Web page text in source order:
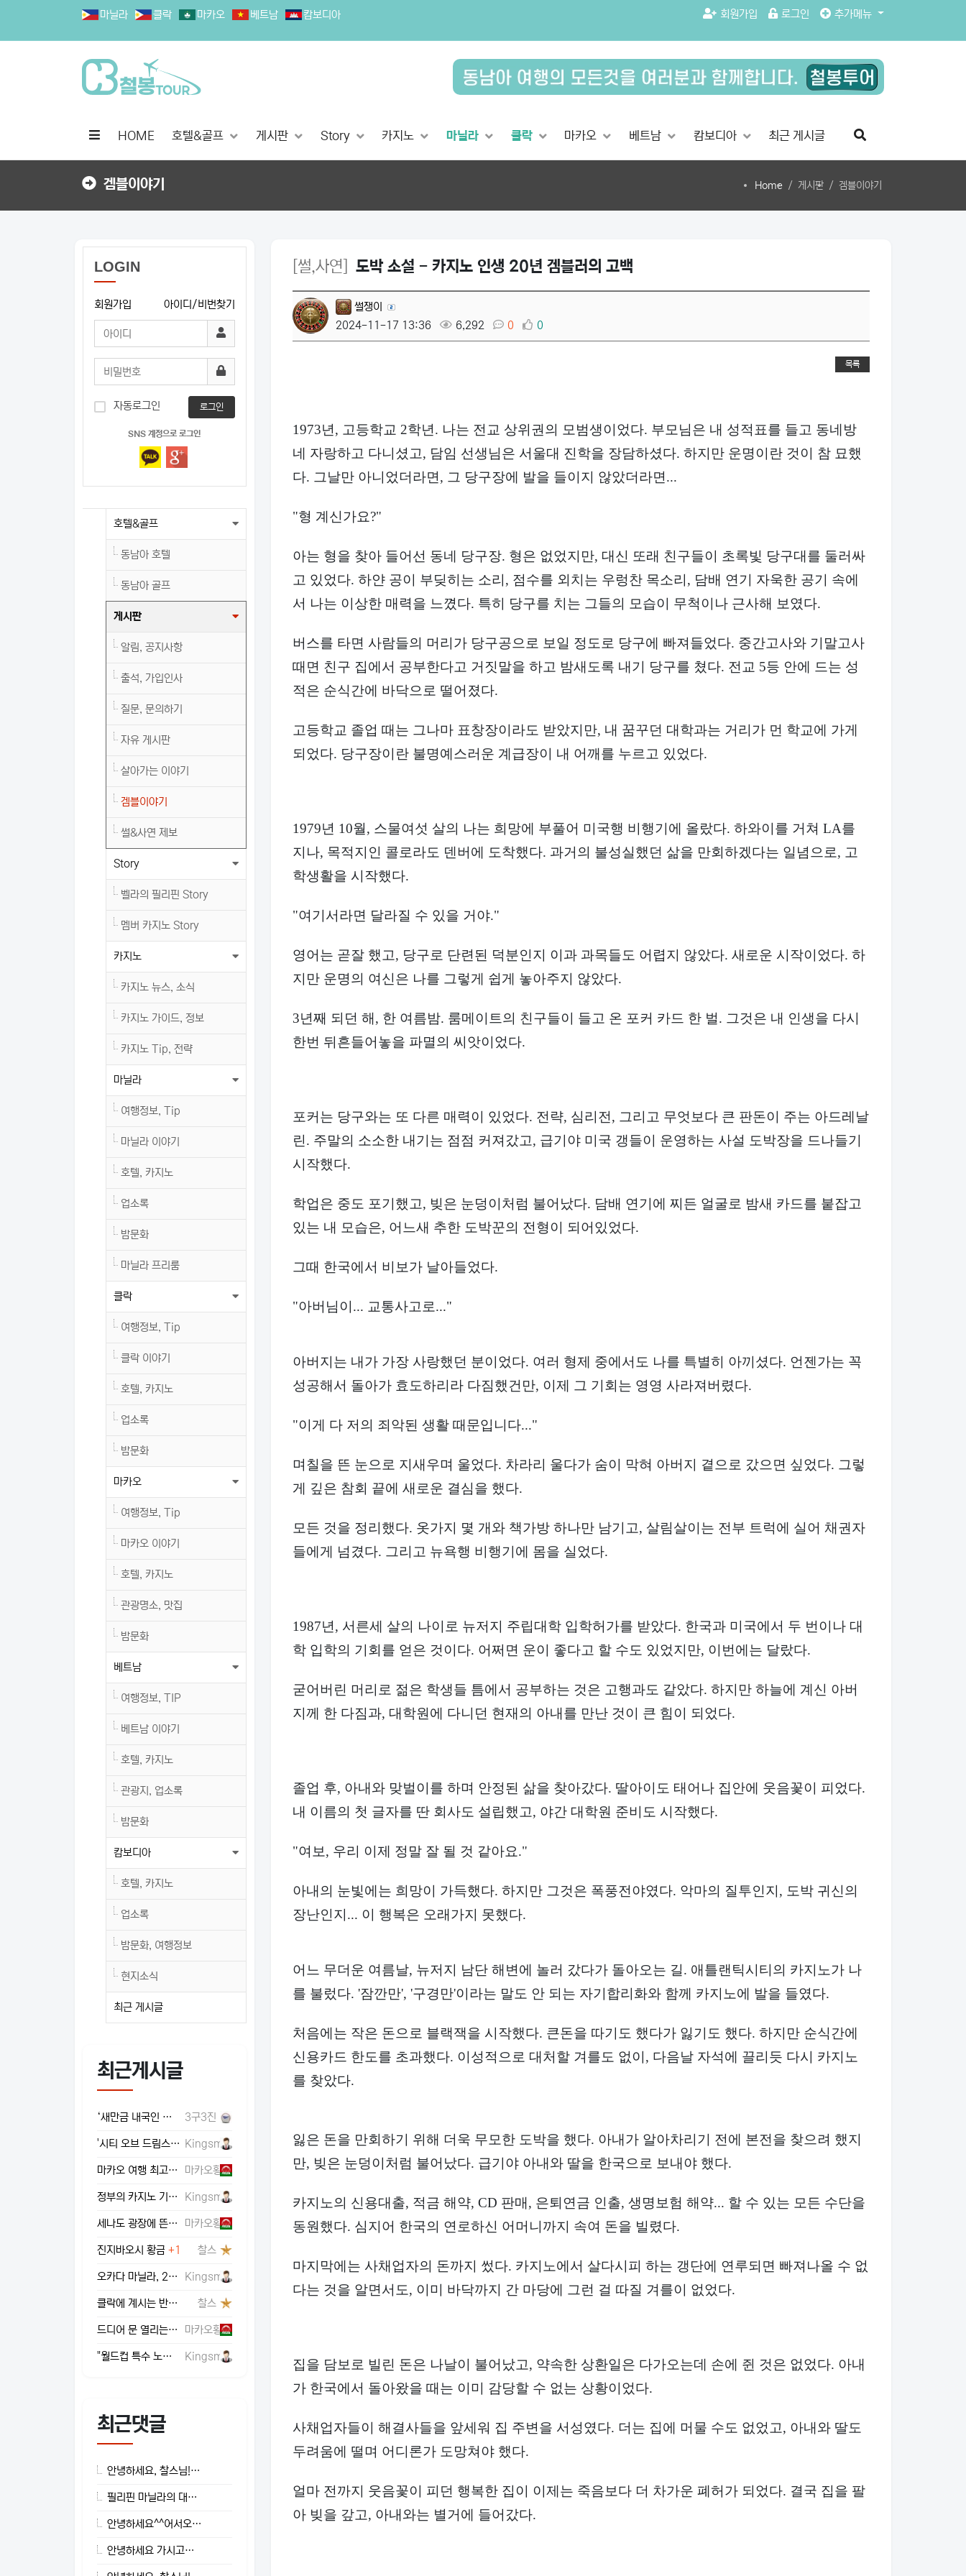
마닐라 클락 마카오 베트남 캄보디아 회원가입 로그인 추가메뉴
HOME 호텔&골프 게시판 Story 카지노 마닐라 클락 마카오 베트남 캄보디아 최근 게시글
겜블이야기 Home 게시판 겜블이야기
LOGIN
회원가입 아이디/비번찾기
자동로그인 로그인
SNS 계정으로 로그인
호텔&골프
동남아 호텔
동남아 골프
게시판
알림, 공지사항
출석, 가입인사
질문, 문의하기
자유 게시판
살아가는 이야기
겜블이야기
썰&사연 제보
Story
벨라의 필리핀 Story
멤버 카지노 Story
카지노
카지노 뉴스, 소식
카지노 가이드, 정보
카지노 Tip, 전략
마닐라
여행정보, Tip
마닐라 이야기
호텔, 카지노
업소록
밤문화
마닐라 프리룸
클락
여행정보, Tip
클락 이야기
호텔, 카지노
업소록
밤문화
마카오
여행정보, Tip
마카오 이야기
호텔, 카지노
관광명소, 맛집
밤문화
베트남
여행정보, TIP
베트남 이야기
호텔, 카지노
관광지, 업소록
밤문화
캄보디아
호텔, 카지노
업소록
밤문화, 여행정보
현지소식
최근 게시글
최근게시글
‘새만금 내국인 카지노’…득인가, 실인가? 3구3진
'시티 오브 드림스 마닐라' 카지노 2분 수익 배분금 37.5% 급증… 실적 호조 견인 Kingsman
마카오 여행 최고 치트키! 0원으로 즐기는 '무료 레저 버스' 마카오황
정부의 카지노 기금 부담률 인상 추진에 업계 '비상'… 영업이익 최대 37% 감축 및 투자 위축 우려 Kingsman
세나도 광장에 뜬 귀염뽀짝 '막막이 허브'! 마카오황
+1
진지바오시 황금 용(Gold Dragon) 올 드래곤 풀 스크린 상황 찰스
오카다 마닐라, 2026년 2분기 VIP 급감에 직격탄… EBITDA 71% 폭락하며 '빨간불' Kingsman
클락에 계시는 반가운 손님께서 다시 찾아주셨습니다. 찰스
드디어 문 열리는 비밀의 문! 마카오 하우스 오브 댄싱 워터 백스테이지 투어 전격 런칭! 마카오황
"월드컵 특수 노린 도박판 싹쓸이"… 홍콩 경찰, 불법 도박장 급습해 116명 체포·축구계 연루된 승부조작 조직까지 적발 Kingsman
최근댓글
안녕하세요, 찰스님!만나 뵙게 되어 반가웠습니다.덕분에 무사히 일정 마치고 귀국했습니다.다음 뵐 때까지구성원 모두 건강하시길 빕니다.
필리핀 마닐라의 대형 카지노(오카다, 솔레어, 시티오브드림즈, 뉴포트 월드 리조트 등)에 있는 VIP 정킷(Junket) 게임룸에는 일반적으로 블랙잭 테이블이 없습니다.블랙잭을 즐기시려면 정킷룸이 아닌 카지노 일반 객장(Mass Floor) 또는 하이리밋(High Limit) 구역을 이용하시면 됩니다.
안녕하세요^^어서오세요.
안녕하세요 가시고님도항상 건강 챙기시고, 좋은 하루 보내세요
[썰,사연] 도박 소설 - 카지노 인생 20년 겜블러의 고백
썰쟁이
2024-11-17 13:36
6,292 0 0
목록
1973년, 고등학교 2학년. 나는 전교 상위권의 모범생이었다. 부모님은 내 성적표를 들고 동네방
네 자랑하고 다니셨고, 담임 선생님은 서울대 진학을 장담하셨다. 하지만 운명이란 것이 참 묘했
다. 그날만 아니었더라면, 그 당구장에 발을 들이지 않았더라면...
"형 계신가요?"
아는 형을 찾아 들어선 동네 당구장. 형은 없었지만, 대신 또래 친구들이 초록빛 당구대를 둘러싸
고 있었다. 하얀 공이 부딪히는 소리, 점수를 외치는 우렁찬 목소리, 담배 연기 자욱한 공기 속에
서 나는 이상한 매력을 느꼈다. 특히 당구를 치는 그들의 모습이 무척이나 근사해 보였다.
버스를 타면 사람들의 머리가 당구공으로 보일 정도로 당구에 빠져들었다. 중간고사와 기말고사
때면 친구 집에서 공부한다고 거짓말을 하고 밤새도록 내기 당구를 쳤다. 전교 5등 안에 드는 성
적은 순식간에 바닥으로 떨어졌다.
고등학교 졸업 때는 그나마 표창장이라도 받았지만, 내 꿈꾸던 대학과는 거리가 먼 학교에 가게
되었다. 당구장이란 불명예스러운 계급장이 내 어깨를 누르고 있었다.
1979년 10월, 스물여섯 살의 나는 희망에 부풀어 미국행 비행기에 올랐다. 하와이를 거쳐 LA를
지나, 목적지인 콜로라도 덴버에 도착했다. 과거의 불성실했던 삶을 만회하겠다는 일념으로, 고
학생활을 시작했다.
"여기서라면 달라질 수 있을 거야."
영어는 곧잘 했고, 당구로 단련된 덕분인지 이과 과목들도 어렵지 않았다. 새로운 시작이었다. 하
지만 운명의 여신은 나를 그렇게 쉽게 놓아주지 않았다.
3년째 되던 해, 한 여름밤. 룸메이트의 친구들이 들고 온 포커 카드 한 벌. 그것은 내 인생을 다시
한번 뒤흔들어놓을 파멸의 씨앗이었다.
포커는 당구와는 또 다른 매력이 있었다. 전략, 심리전, 그리고 무엇보다 큰 판돈이 주는 아드레날
린. 주말의 소소한 내기는 점점 커져갔고, 급기야 미국 갱들이 운영하는 사설 도박장을 드나들기
시작했다.
학업은 중도 포기했고, 빚은 눈덩이처럼 불어났다. 담배 연기에 찌든 얼굴로 밤새 카드를 붙잡고
있는 내 모습은, 어느새 추한 도박꾼의 전형이 되어있었다.
그때 한국에서 비보가 날아들었다.
"아버님이... 교통사고로..."
아버지는 내가 가장 사랑했던 분이었다. 여러 형제 중에서도 나를 특별히 아끼셨다. 언젠가는 꼭
성공해서 돌아가 효도하리라 다짐했건만, 이제 그 기회는 영영 사라져버렸다.
"이게 다 저의 죄악된 생활 때문입니다..."
며칠을 뜬 눈으로 지새우며 울었다. 차라리 울다가 숨이 막혀 아버지 곁으로 갔으면 싶었다. 그렇
게 깊은 참회 끝에 새로운 결심을 했다.
모든 것을 정리했다. 옷가지 몇 개와 책가방 하나만 남기고, 살림살이는 전부 트럭에 실어 채권자
들에게 넘겼다. 그리고 뉴욕행 비행기에 몸을 실었다.
1987년, 서른세 살의 나이로 뉴저지 주립대학 입학허가를 받았다. 한국과 미국에서 두 번이나 대
학 입학의 기회를 얻은 것이다. 어쩌면 운이 좋다고 할 수도 있었지만, 이번에는 달랐다.
굳어버린 머리로 젊은 학생들 틈에서 공부하는 것은 고행과도 같았다. 하지만 하늘에 계신 아버
지께 한 다짐과, 대학원에 다니던 현재의 아내를 만난 것이 큰 힘이 되었다.
졸업 후, 아내와 맞벌이를 하며 안정된 삶을 찾아갔다. 딸아이도 태어나 집안에 웃음꽃이 피었다.
내 이름의 첫 글자를 딴 회사도 설립했고, 야간 대학원 준비도 시작했다.
"여보, 우리 이제 정말 잘 될 것 같아요."
아내의 눈빛에는 희망이 가득했다. 하지만 그것은 폭풍전야였다. 악마의 질투인지, 도박 귀신의
장난인지... 이 행복은 오래가지 못했다.
어느 무더운 여름날, 뉴저지 남단 해변에 놀러 갔다가 돌아오는 길. 애틀랜틱시티의 카지노가 나
를 불렀다. '잠깐만', '구경만'이라는 말도 안 되는 자기합리화와 함께 카지노에 발을 들였다.
처음에는 작은 돈으로 블랙잭을 시작했다. 큰돈을 따기도 했다가 잃기도 했다. 하지만 순식간에
신용카드 한도를 초과했다. 이성적으로 대처할 겨를도 없이, 다음날 자석에 끌리듯 다시 카지노
를 찾았다.
잃은 돈을 만회하기 위해 더욱 무모한 도박을 했다. 아내가 알아차리기 전에 본전을 찾으려 했지
만, 빚은 눈덩이처럼 불어났다. 급기야 아내와 딸을 한국으로 보내야 했다.
카지노의 신용대출, 적금 해약, CD 판매, 은퇴연금 인출, 생명보험 해약... 할 수 있는 모든 수단을
동원했다. 심지어 한국의 연로하신 어머니까지 속여 돈을 빌렸다.
마지막에는 사채업자의 돈까지 썼다. 카지노에서 살다시피 하는 갱단에 연루되면 빠져나올 수 없
다는 것을 알면서도, 이미 바닥까지 간 마당에 그런 걸 따질 겨를이 없었다.
집을 담보로 빌린 돈은 나날이 불어났고, 약속한 상환일은 다가오는데 손에 쥔 것은 없었다. 아내
가 한국에서 돌아왔을 때는 이미 감당할 수 없는 상황이었다.
사채업자들이 해결사들을 앞세워 집 주변을 서성였다. 더는 집에 머물 수도 없었고, 아내와 딸도
두려움에 떨며 어디론가 도망쳐야 했다.
얼마 전까지 웃음꽃이 피던 행복한 집이 이제는 죽음보다 더 차가운 폐허가 되었다. 결국 집을 팔
아 빚을 갚고, 아내와는 별거에 들어갔다.